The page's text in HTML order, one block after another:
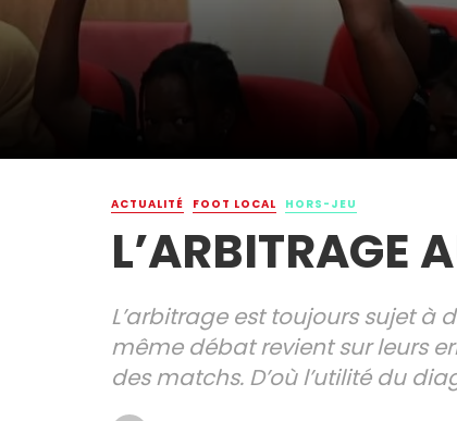
ACTUALITÉ FOOT LOCAL HORS-JEU
L’ARBITRAGE
L’arbitrage est toujours sujet à
même débat revient sur leurs
des matchs. D’où l’utilité du